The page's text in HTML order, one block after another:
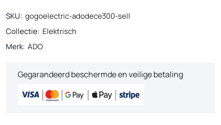
SKU: gogoelectric-adodece300-sell
Collectie: Elektrisch
Merk: ADO
Gegarandeerd beschermde en veilige betaling